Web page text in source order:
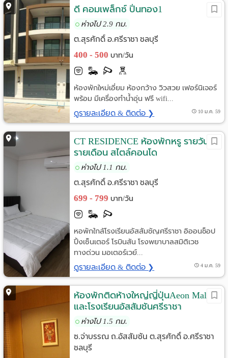
ดี คอมเพล็กซ์ ปิ่นทอง1
ห่างไป 2.9 กม.
ต.สุรศักดิ์ อ.ศรีราชา ชลบุรี
400 - 500 บาท/วัน
ห้องพักใหม่เอี่ยม ห้องกว้าง วิวสวย เฟอร์นิเจอร์
พร้อม มีเครื่องทำน้ำอุ่น ฟรี wifi...
ดูรายละเอียด & ติดต่อ ❯ 10 ม.ค. 59
CT RESIDENCE ห้องพักหรู รายวัน-
รายเดือน สไตล์คอนโด
ห่างไป 1.1 กม.
ต.สุรศักดิ์ อ.ศรีราชา ชลบุรี
699 - 799 บาท/วัน
หอพักใกล้โรงเรียนอัสสัมชัญศรีราชา อิออนช็อป
ปิ้งเซ็นเตอร์ โรบินสัน โรงพยาบาลสมิติเวช
ทางด่วน มอเตอร์เวย์...
ดูรายละเอียด & ติดต่อ ❯ 4 ม.ค. 59
ห้องพักติดห้างใหญ่ญี่ปุ่นAeon Mall
และโรงเรียนอัสสัมชันศรีราชา
ห่างไป 1.5 กม.
ซ.จ่าบรรณ ถ.อัสสัมชัน ต.สุรศักดิ์ อ.ศรีราชา
ชลบุรี